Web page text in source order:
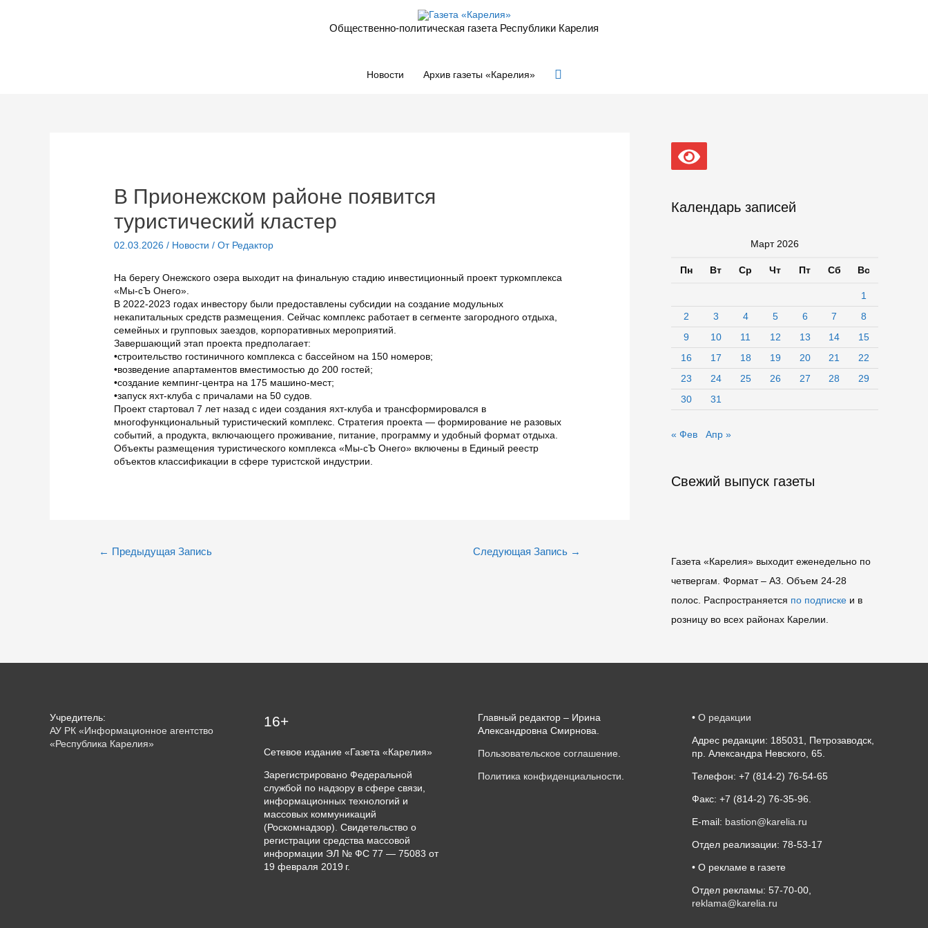
Общественно-политическая газета Республики Карелия
Новости Архив газеты «Карелия» Поиск
В Прионежском районе появится
туристический кластер
02.03.2026 / Новости / От Редактор
На берегу Онежского озера выходит на финальную стадию инвестиционный проект туркомплекса
«Мы-сЪ Онего».
В 2022-2023 годах инвестору были предоставлены субсидии на создание модульных
некапитальных средств размещения. Сейчас комплекс работает в сегменте загородного отдыха,
семейных и групповых заездов, корпоративных мероприятий.
Завершающий этап проекта предполагает:
•строительство гостиничного комплекса с бассейном на 150 номеров;
•возведение апартаментов вместимостью до 200 гостей;
•создание кемпинг-центра на 175 машино-мест;
•запуск яхт-клуба с причалами на 50 судов.
Проект стартовал 7 лет назад с идеи создания яхт-клуба и трансформировался в
многофункциональный туристический комплекс. Стратегия проекта — формирование не разовых
событий, а продукта, включающего проживание, питание, программу и удобный формат отдыха.
Объекты размещения туристического комплекса «Мы-сЪ Онего» включены в Единый реестр
объектов классификации в сфере туристской индустрии.
← Предыдущая Запись Следующая Запись →
Календарь записей
Март 2026
Пн Вт Ср Чт Пт Сб Вс
1
2
3 4 5 6 7
8
9
10 11 12 13 14
15
16
17 18 19 20 21
22
23
24 25 26 27 28
29
30
31
« Фев Апр »
Свежий выпуск газеты
Газета «Карелия» выходит еженедельно по
четвергам. Формат – A3. Объем 24-28
полос. Распространяется по подписке и в
розницу во всех районах Карелии.
Учредитель:
АУ РК «Информационное агентство
«Республика Карелия»
16+
Сетевое издание «Газета «Карелия»
Зарегистрировано Федеральной
службой по надзору в сфере связи,
информационных технологий и
массовых коммуникаций
(Роскомнадзор). Свидетельство о
регистрации средства массовой
информации ЭЛ № ФС 77 — 75083 от
19 февраля 2019 г.
Главный редактор – Ирина
Александровна Смирнова.
Пользовательское соглашение
Политика конфиденциальности
• О редакции
Адрес редакции: 185031, Петрозаводск,
пр. Александра Невского, 65.
Телефон: +7 (814-2) 76-54-65
Факс: +7 (814-2) 76-35-96.
E-mail: bastion@karelia.ru
Отдел реализации: 78-53-17
• О рекламе в газете
Отдел рекламы: 57-70-00,
reklama@karelia.ru